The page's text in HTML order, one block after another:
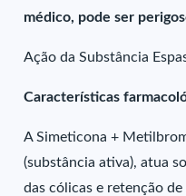
médico, pode ser
Ação da Substância
Características
A Simeticona +
(substância ativa), atua
das cólicas e retenção de